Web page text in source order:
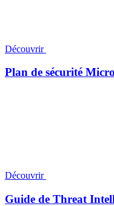
Découvrir
Plan de sécurité
Découvrir
Guide de Threat